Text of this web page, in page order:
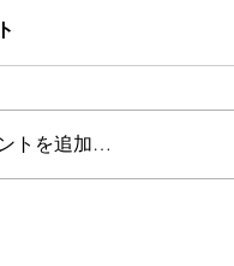
トを追加…